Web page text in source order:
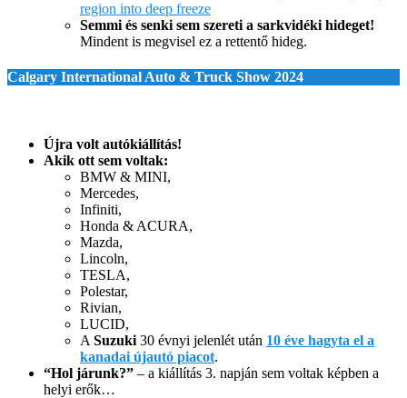
region into deep freeze
Semmi és senki sem szereti a sarkvidéki hideget!
Mindent is megvisel ez a rettentő hideg.
Calgary International Auto & Truck Show 2024
Újra volt autókiállítás!
Akik ott sem voltak:
BMW & MINI,
Mercedes,
Infiniti,
Honda & ACURA,
Mazda,
Lincoln,
TESLA,
Polestar,
Rivian,
LUCID,
A Suzuki 30 évnyi jelenlét után 10 éve hagyta el a
kanadai újautó piacot.
“Hol járunk?” – a kiállítás 3. napján sem voltak képben a
helyi erők…